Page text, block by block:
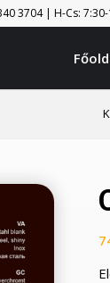
3704 | H-Cs: